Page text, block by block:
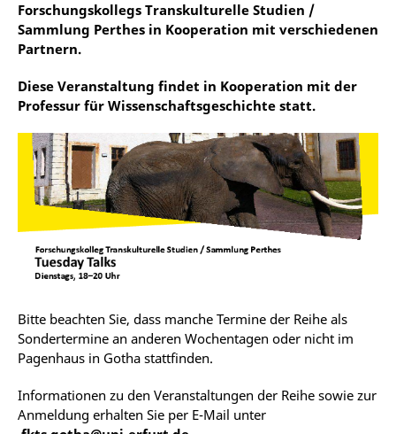
Forschungskollegs Transkulturelle Studien /
Sammlung Perthes in Kooperation mit verschiedenen
Partnern.
Diese Veranstaltung findet in Kooperation mit der
Professur für Wissenschaftsgeschichte statt.
Bitte beachten Sie, dass manche Termine der Reihe als
Sondertermine an anderen Wochentagen oder nicht im
Pagenhaus in Gotha stattfinden.
Informationen zu den Veranstaltungen der Reihe sowie zur
Anmeldung erhalten Sie per E-Mail unter